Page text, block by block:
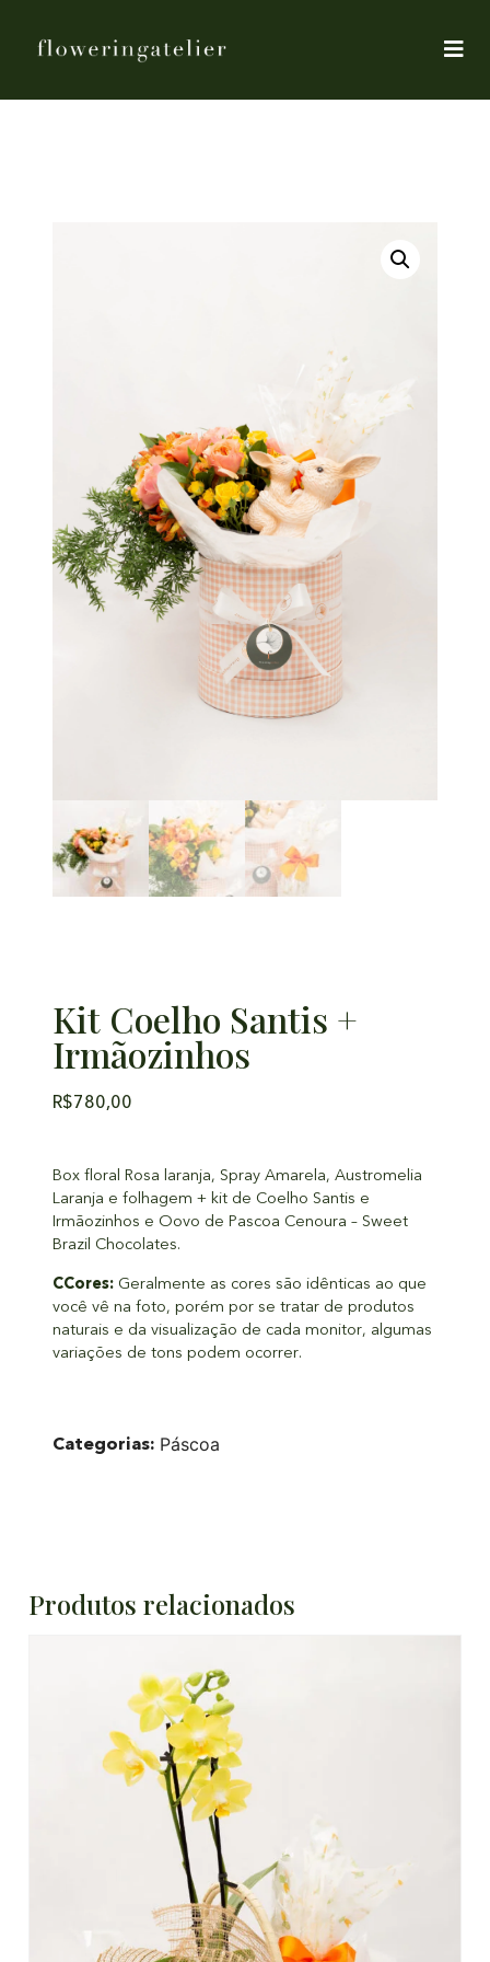
Kit Coelho Santis +
Irmãozinhos
R$780,00
Box floral Rosa laranja, Spray Amarela, Austromelia
Laranja e folhagem + kit de Coelho Santis e
Irmãozinhos e Oovo de Pascoa Cenoura – Sweet
Brazil Chocolates.
CCores: Geralmente as cores são idênticas ao que
você vê na foto, porém por se tratar de produtos
naturais e da visualização de cada monitor, algumas
variações de tons podem ocorrer.
Categorias: Páscoa
Produtos relacionados
DETALHES